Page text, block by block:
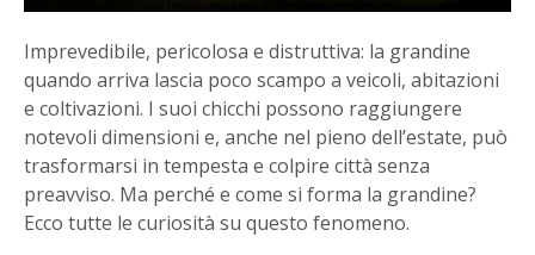
Imprevedibile, pericolosa e distruttiva: la grandine
quando arriva lascia poco scampo a veicoli, abitazioni
e coltivazioni. I suoi chicchi possono raggiungere
notevoli dimensioni e, anche nel pieno dell’estate, può
trasformarsi in tempesta e colpire città senza
preavviso. Ma perché e come si forma la grandine?
Ecco tutte le curiosità su questo fenomeno.